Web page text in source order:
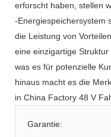
erforscht haben, stellen
-Energiespeichersystem
die Leistung von
eine einzigartige Struktur
was es für potenzielle
hinaus macht es die
in China Factory 48 V
Garantie: